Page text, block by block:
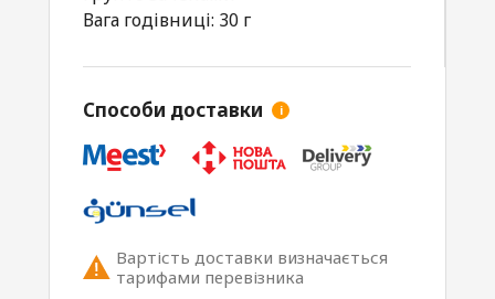
Вага годівниці: 30 г
Способи доставки i
Вартість доставки визначається
тарифами перевізника